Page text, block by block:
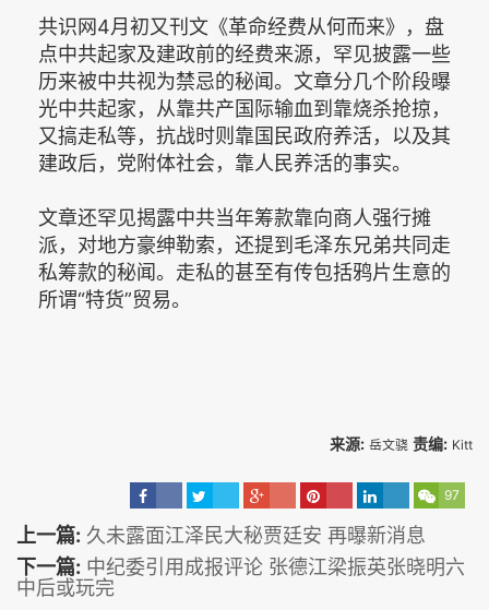
共识网4月初又刊文《革命经费从何而来》，盘
点中共起家及建政前的经费来源，罕见披露一些
历来被中共视为禁忌的秘闻。文章分几个阶段曝
光中共起家，从靠共产国际输血到靠烧杀抢掠，
又搞走私等，抗战时则靠国民政府养活，以及其
建政后，党附体社会，靠人民养活的事实。
文章还罕见揭露中共当年筹款靠向商人强行摊
派，对地方豪绅勒索，还提到毛泽东兄弟共同走
私筹款的秘闻。走私的甚至有传包括鸦片生意的
所谓“特货”贸易。
来源: 岳文骁 责编: Kitt
97
上一篇: 久未露面江泽民大秘贾廷安 再曝新消息
下一篇: 中纪委引用成报评论 张德江梁振英张晓明六
中后或玩完